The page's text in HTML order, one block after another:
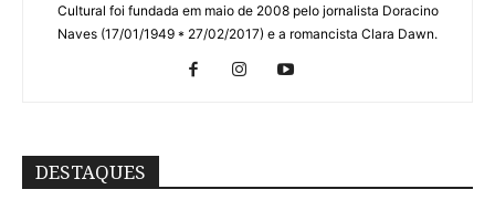
Cultural foi fundada em maio de 2008 pelo jornalista Doracino
Naves (17/01/1949 * 27/02/2017) e a romancista Clara Dawn.
DESTAQUES